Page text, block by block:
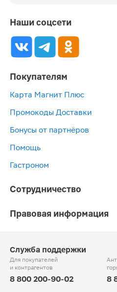
Наши соцсети
Покупателям
Карта Магнит Плюс
Промокоды Доставки
Бонусы от партнёров
Помощь
Гастроном
Сотрудничество
Правовая информация
Служба поддержки
Для покупателей
и контрагентов
8 800 200-90-02 8